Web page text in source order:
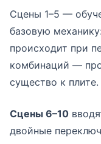
Сцены 1–5 —
базовую
происходит при
комбинаций —
существо к плите.
Сцены 6–10
двойные